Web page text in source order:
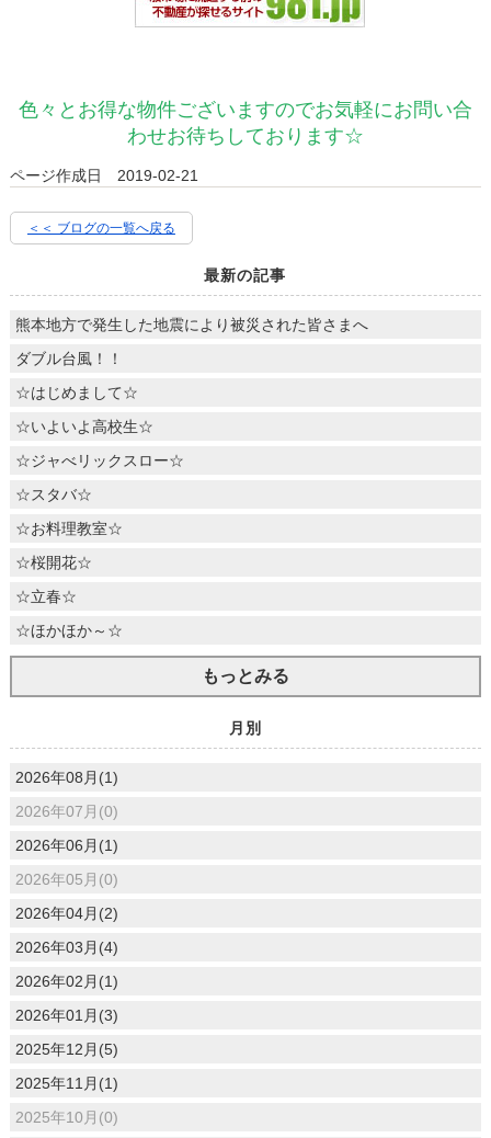
色々とお得な物件ございますのでお気軽にお問い合
わせお待ちしております☆
ページ作成日 2019-02-21
＜＜ ブログの一覧へ戻る
最新の記事
熊本地方で発生した地震により被災された皆さまへ
ダブル台風！！
☆はじめまして☆
☆いよいよ高校生☆
☆ジャべリックスロー☆
☆スタバ☆
☆お料理教室☆
☆桜開花☆
☆立春☆
☆ほかほか～☆
もっとみる
月別
2026年08月(1)
2026年07月(0)
2026年06月(1)
2026年05月(0)
2026年04月(2)
2026年03月(4)
2026年02月(1)
2026年01月(3)
2025年12月(5)
2025年11月(1)
2025年10月(0)